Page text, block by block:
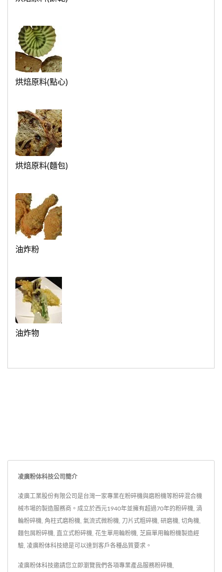
烘焙原料(點心)
烘焙原料(麵包)
油炸粉
油炸物
凌廣粉体科技公司簡介
凌廣工業股份有限公司是台灣一家專業在粉碎機與磨粉機等粉碎混合機
械市場的製造服務商。成立於西元1940年並擁有超過70年的粉碎機, 渦
輪粉碎機, 角柱式磨粉機, 氣流式微粉機, 刀片式粗碎機, 研磨機, 切角機,
麵包屑粉碎機, 直立式粉碎機, 花生單用輪粉機, 芝麻單用輪粉機製造經
驗, 凌廣粉体科技總是可以達到客戶各種品質要求。
凌廣粉体科技邀請您立即瀏覽我們各項專業產品服務粉碎機